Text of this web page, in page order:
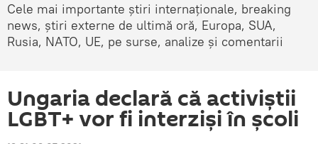
Cele mai importante știri internaționale, breaking
news, știri externe de ultimă oră, Europa, SUA,
Rusia, NATO, UE, pe surse, analize și comentarii
Ungaria declară că activiștii
LGBT+ vor fi interzişi în școli